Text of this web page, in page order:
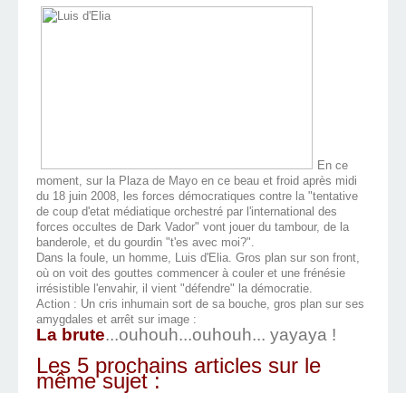
En ce
moment, sur la Plaza de Mayo en ce beau et froid après midi
du 18 juin 2008, les forces démocratiques contre la "tentative
de coup d'etat médiatique orchestré par l'international des
forces occultes de Dark Vador" vont jouer du tambour, de la
banderole, et du gourdin "t'es avec moi?".
Dans la foule, un homme, Luis d'Elia. Gros plan sur son front,
où on voit des gouttes commencer à couler et une frénésie
irrésistible l'envahir, il vient "défendre" la démocratie.
Action : Un cris inhumain sort de sa bouche, gros plan sur ses
amygdales et arrêt sur image :
La brute...ouhouh...ouhouh... yayaya !
Les 5 prochains articles sur le
même sujet :